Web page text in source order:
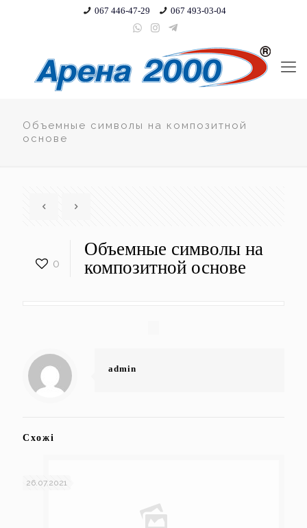
067 446-47-29 067 493-03-04
Объемные символы на композитной
основе
0
Объемные символы на
композитной основе
admin
Схожі
26.07.2021